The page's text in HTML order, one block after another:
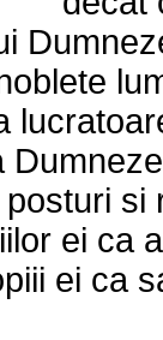
si
ei ca
ei ca